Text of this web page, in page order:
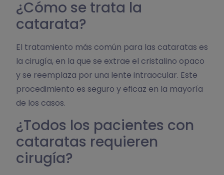
¿Cómo se trata la
catarata?
El tratamiento más común para las cataratas es
la cirugía, en la que se extrae el cristalino opaco
y se reemplaza por una lente intraocular. Este
procedimiento es seguro y eficaz en la mayoría
de los casos.
¿Todos los pacientes con
cataratas requieren
cirugía?